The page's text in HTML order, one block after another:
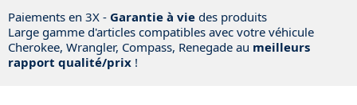
Paiements en 3X - Garantie à vie des produits
Large gamme d'articles compatibles avec votre véhicule
Cherokee, Wrangler, Compass, Renegade au meilleurs
rapport qualité/prix !